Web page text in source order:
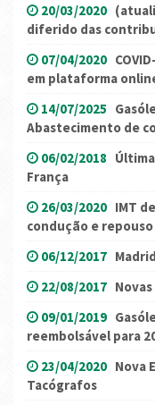
20/03/2020
diferido das
07/04/2020
em plataforma
14/07/2025
Abastecimento de
06/02/2018
França
26/03/2020 IMT
condução e repouso
06/12/2017
22/08/2017
09/01/2019
reembolsável para
23/04/2020 Nova
Tacógrafos